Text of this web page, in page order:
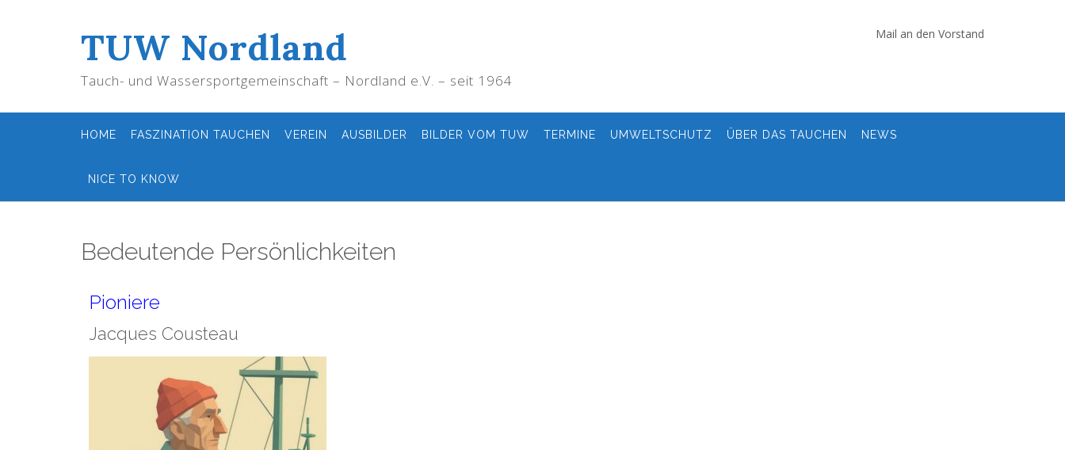
TUW Nordland
Tauch- und Wassersportgemeinschaft – Nordland e.V. – seit 1964
Mail an den Vorstand
HOME FASZINATION TAUCHEN VEREIN AUSBILDER BILDER VOM TUW TERMINE UMWELTSCHUTZ ÜBER DAS TAUCHEN NEWS
NICE TO KNOW
Bedeutende Persönlichkeiten
Pioniere
Jacques Cousteau